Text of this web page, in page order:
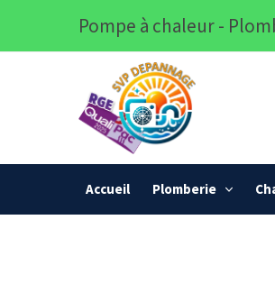
Pompe à chaleur -
Accueil Plomberie